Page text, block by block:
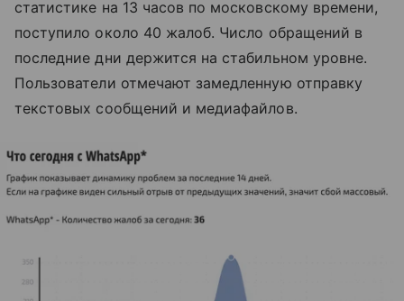
статистике на 13 часов по московскому времени,
поступило около 40 жалоб. Число обращений в
последние дни держится на стабильном уровне.
Пользователи отмечают замедленную отправку
текстовых сообщений и медиафайлов.